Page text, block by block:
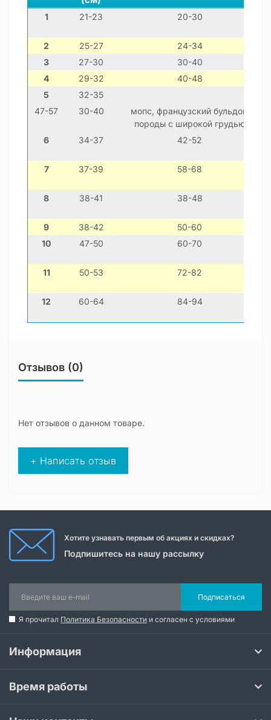
1 21-23 20-30
2 25-27
24-34
3
27-30
30-40
4
29-32
40-48
5
32-35
47-57
30-40
мопс, французский бульдог,
породы с широкой грудью
6
34-37 42-52
7 37-39 58-68
8 38-41 38-48
9 38-42
50-60
10
47-50 60-70
11 50-53 72-82
12 60-64 84-94
Отзывов (0)
Нет отзывов о данном товаре.
+ Написать отзыв
Хотите узнавать первым об акциях и скидках?
Подпишитесь на нашу рассылку
Подписаться
Я прочитал Политика Безопасности и согласен с условиями
Информация
Время работы